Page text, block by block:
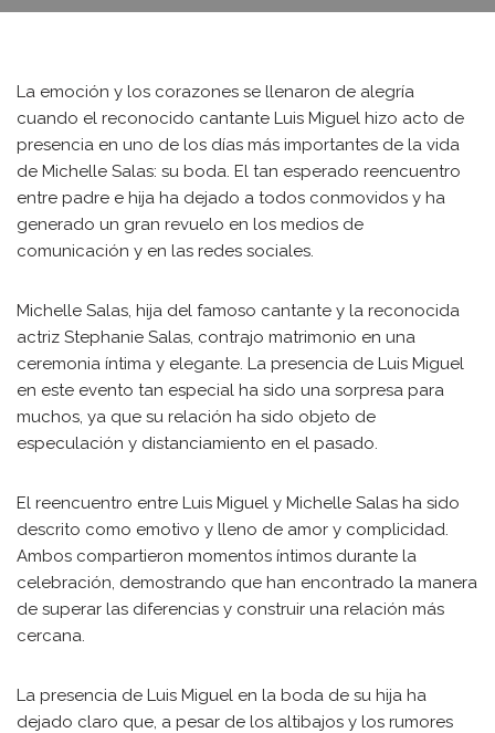
La emoción y los corazones se llenaron de alegría
cuando el reconocido cantante Luis Miguel hizo acto de
presencia en uno de los días más importantes de la vida
de Michelle Salas: su boda. El tan esperado reencuentro
entre padre e hija ha dejado a todos conmovidos y ha
generado un gran revuelo en los medios de
comunicación y en las redes sociales.
Michelle Salas, hija del famoso cantante y la reconocida
actriz Stephanie Salas, contrajo matrimonio en una
ceremonia íntima y elegante. La presencia de Luis Miguel
en este evento tan especial ha sido una sorpresa para
muchos, ya que su relación ha sido objeto de
especulación y distanciamiento en el pasado.
El reencuentro entre Luis Miguel y Michelle Salas ha sido
descrito como emotivo y lleno de amor y complicidad.
Ambos compartieron momentos íntimos durante la
celebración, demostrando que han encontrado la manera
de superar las diferencias y construir una relación más
cercana.
La presencia de Luis Miguel en la boda de su hija ha
dejado claro que, a pesar de los altibajos y los rumores